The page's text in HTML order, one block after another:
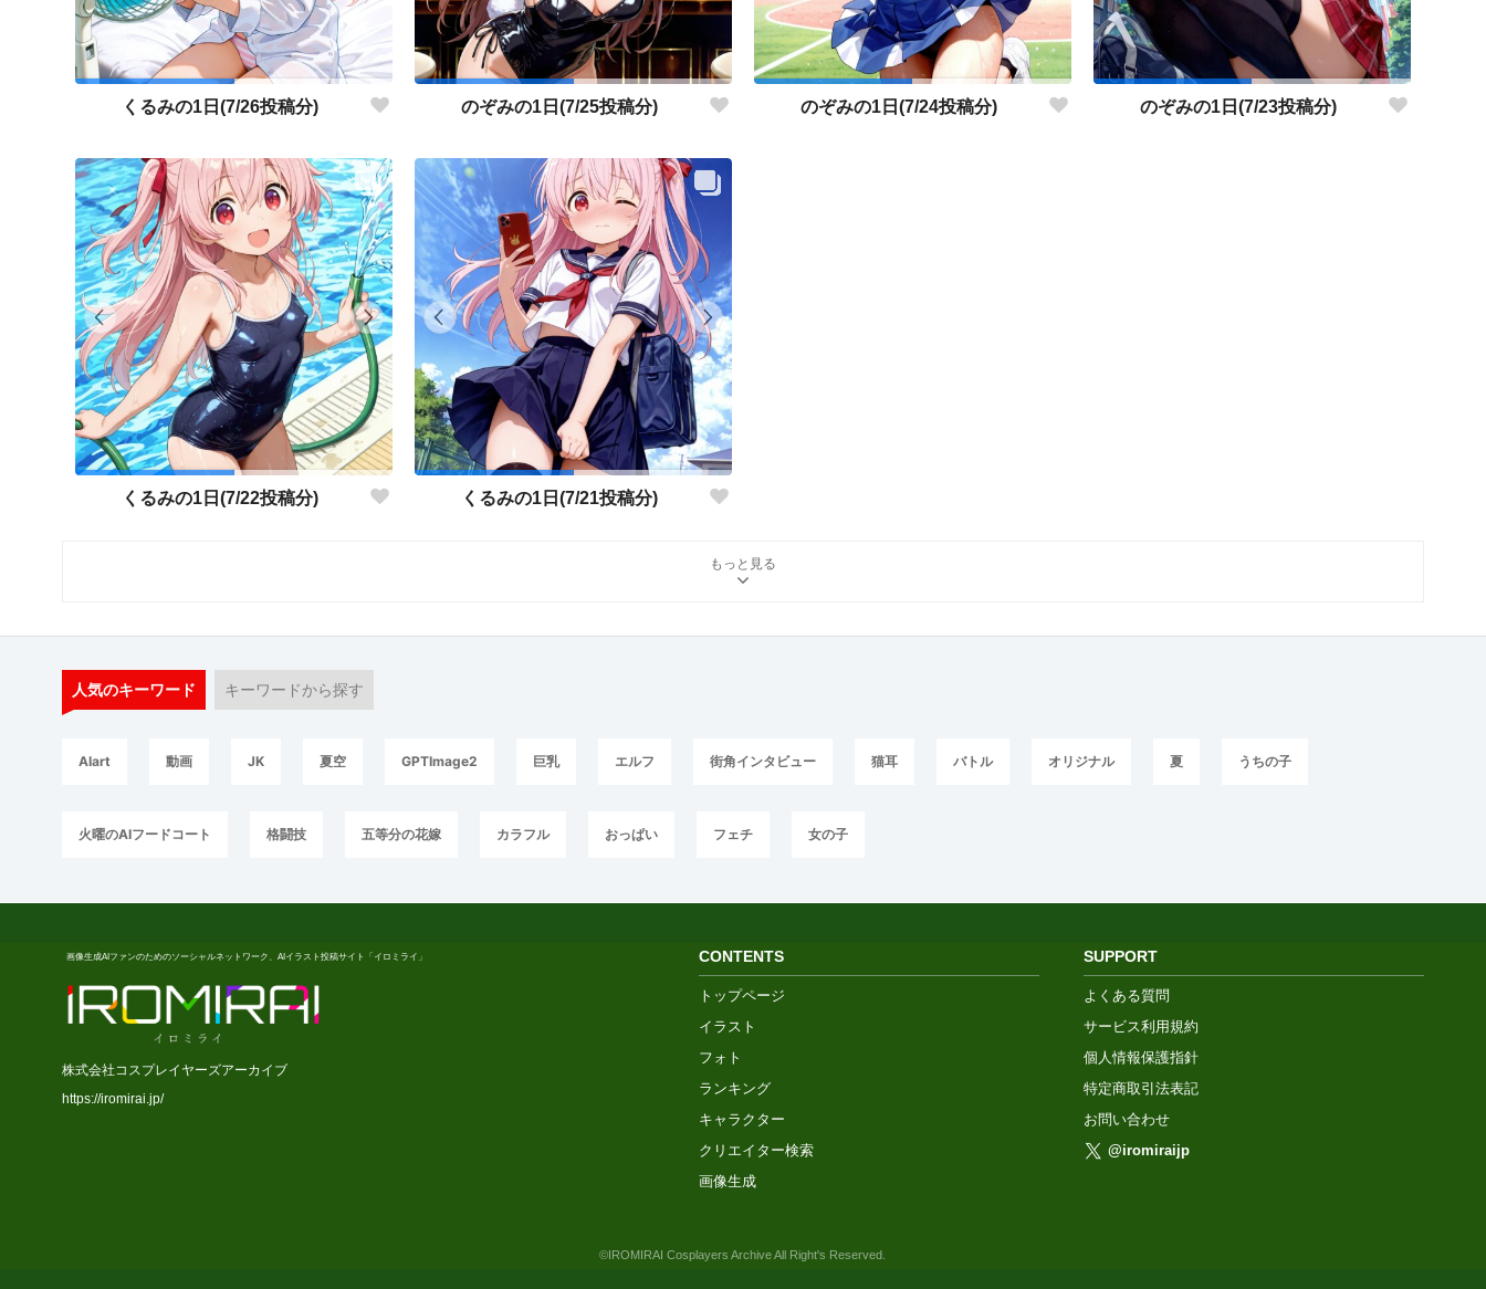
くるみの1日(7/26投稿分) のぞみの1日(7/25投稿分) のぞみの1日(7/24投稿分) のぞみの1日(7/23投稿分)
くるみの1日(7/22投稿分) くるみの1日(7/21投稿分)
もっと見る
人気のキーワード キーワードから探す
AIart 動画 JK 夏空 GPTImage2 巨乳 エルフ 街角インタビュー 猫耳 バトル オリジナル 夏 うちの子
火曜のAIフードコート 格闘技 五等分の花嫁 カラフル おっぱい フェチ 女の子
画像生成AIファンのためのソーシャルネットワーク、AIイラスト投稿サイト「イロミライ」
株式会社コスプレイヤーズアーカイブ
https://iromirai.jp/
SUPPORT
よくある質問
サービス利用規約
個人情報保護指針
特定商取引法表記
お問い合わせ
@iromiraijp
CONTENTS
トップページ
イラスト
フォト
ランキング
キャラクター
クリエイター検索
画像生成
©IROMIRAI Cosplayers Archive All Right's Reserved.